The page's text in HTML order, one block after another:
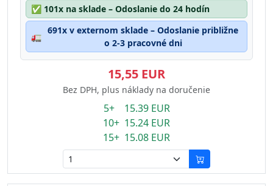
✅ 101x na sklade – Odoslanie do 24 hodín
🚛
691x v externom sklade – Odoslanie približne
o 2-3 pracovné dni
15,55 EUR
Bez DPH, plus náklady na doručenie
5+ 15.39 EUR
10+ 15.24 EUR
15+ 15.08 EUR